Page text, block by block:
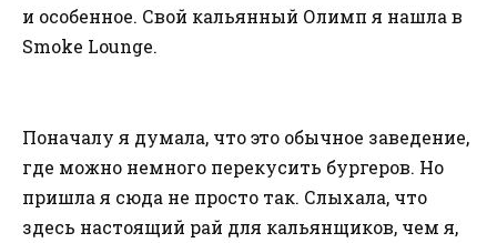
и особенное. Свой кальянный Олимп я нашла в
Smoke Lounge.
Поначалу я думала, что это обычное заведение,
где можно немного перекусить бургеров. Но
пришла я сюда не просто так. Слыхала, что
здесь настоящий рай для кальянщиков, чем я,